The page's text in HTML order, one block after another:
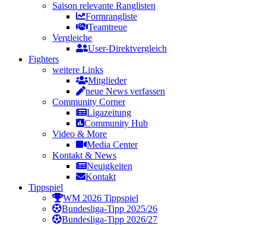
Saison relevante Ranglisten
Formrangliste
Teamtreue
Vergleiche
User-Direktvergleich
Fighters
weitere Links
Mitglieder
neue News verfassen
Community Corner
Ligazeitung
Community Hub
Video & More
Media Center
Kontakt & News
Neuigkeiten
Kontakt
Tippspiel
WM 2026 Tippspiel
Bundesliga-Tipp 2025/26
Bundesliga-Tipp 2026/27